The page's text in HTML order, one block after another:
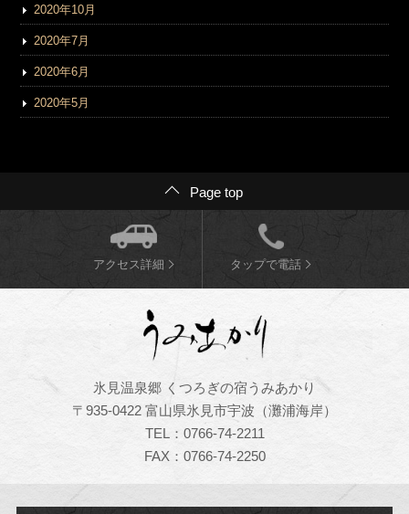
2020年10月
2020年7月
2020年6月
2020年5月
Page top
アクセス詳細 タップで電話
氷見温泉郷 くつろぎの宿うみあかり
〒935-0422 富山県氷見市宇波（灘浦海岸）
TEL：0766-74-2211
FAX：0766-74-2250